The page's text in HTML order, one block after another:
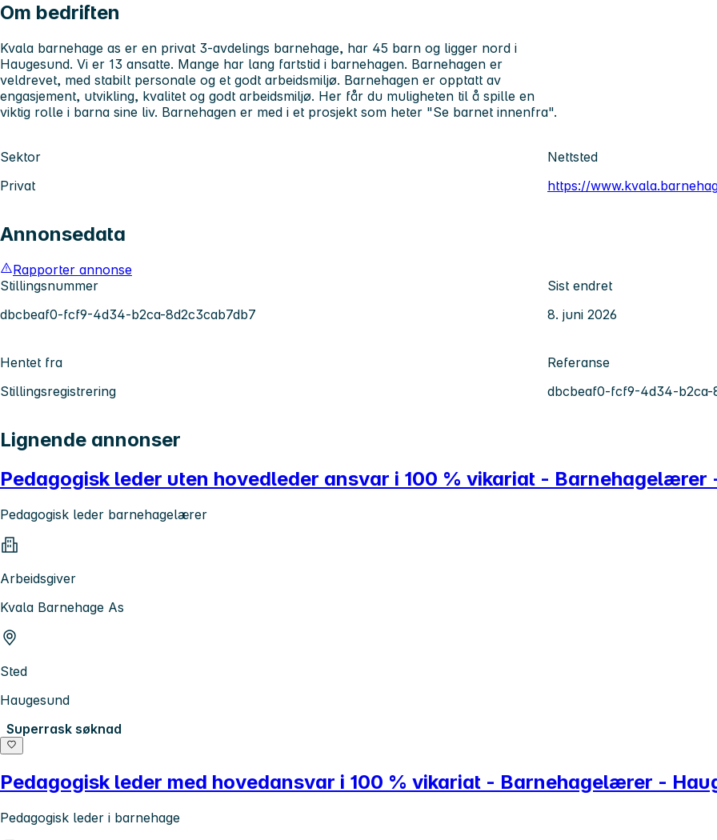
Om bedriften
Kvala barnehage as er en privat 3-avdelings barnehage, har 45 barn og ligger nord i
Haugesund. Vi er 13 ansatte. Mange har lang fartstid i barnehagen. Barnehagen er
veldrevet, med stabilt personale og et godt arbeidsmiljø. Barnehagen er opptatt av
engasjement, utvikling, kvalitet og godt arbeidsmiljø. Her får du muligheten til å spille en
viktig rolle i barna sine liv. Barnehagen er med i et prosjekt som heter "Se barnet innenfra".
Sektor
Privat
Nettsted
https://
Annonsedata
Rapporter annonse
Stillingsnummer
dbcbeaf0-fcf9-4d34-b2ca-8d2c3cab7db7
Sist endret
8. juni 2026
Hentet fra
Stillingsregistrering
Referanse
dbcbeaf0-fcf9-4d34-b2ca-
Lignende annonser
Pedagogisk leder uten hovedleder ansvar i 100 % vikariat - Barnehagelærer
Pedagogisk leder barnehagelærer
Arbeidsgiver
Kvala Barnehage As
Sted
Haugesund
Superrask søknad
Pedagogisk leder med hovedansvar i 100 % vikariat - Barnehagelærer -
Pedagogisk leder i barnehage